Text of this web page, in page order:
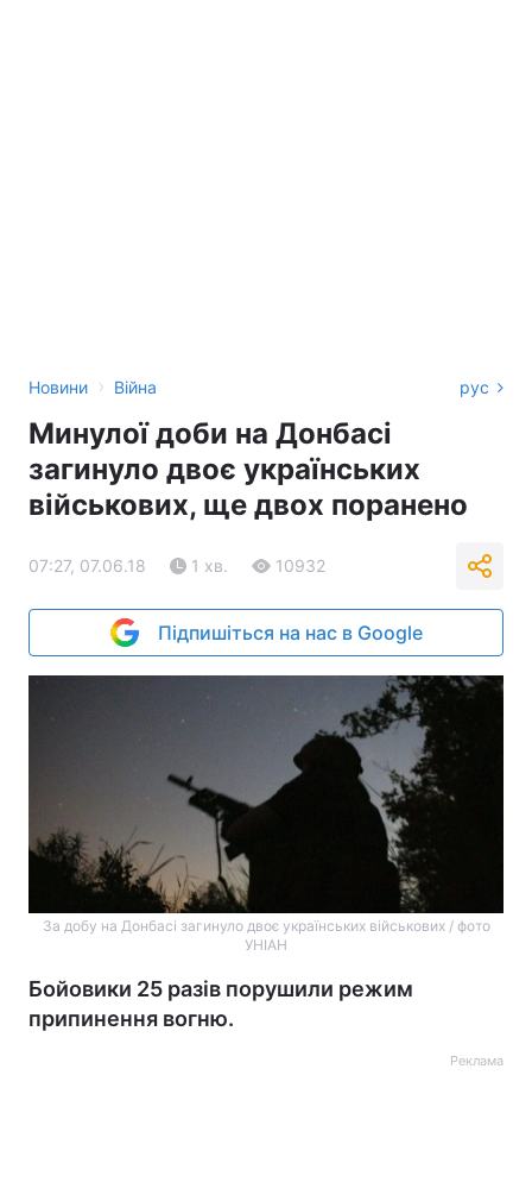
Новини › Війна рус
Минулої доби на Донбасі
загинуло двоє українських
військових, ще двох поранено
07:27, 07.06.18 1 хв. 10932
Підпишіться на нас в Google
За добу на Донбасі загинуло двоє українських військових / фото
УНІАН
Бойовики 25 разів порушили режим
припинення вогню.
Реклама